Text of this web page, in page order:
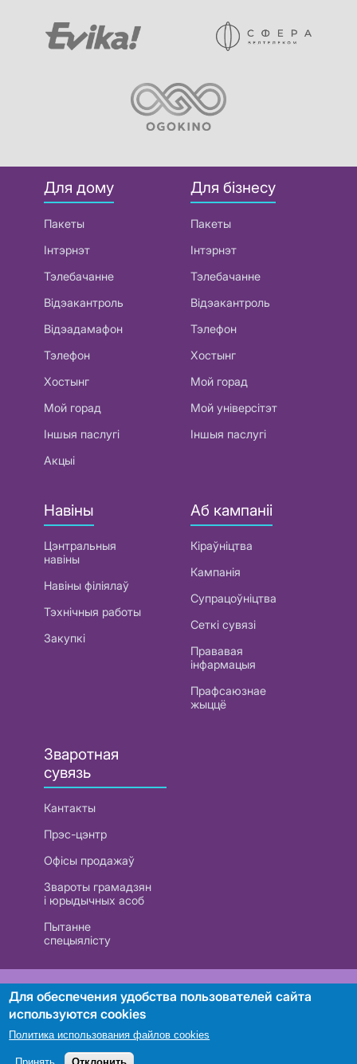
Для дому
Пакеты
Інтэрнэт
Тэлебачанне
Відэакантроль
Відэадамафон
Тэлефон
Хостынг
Мой горад
Іншыя паслугі
Акцыі
Для бізнесу
Пакеты
Інтэрнэт
Тэлебачанне
Відэакантроль
Тэлефон
Хостынг
Мой горад
Мой універсітэт
Іншыя паслугі
Навіны
Цэнтральныя
навіны
Навіны філіялаў
Тэхнічныя работы
Закупкі
Аб кампаніі
Кіраўніцтва
Кампанія
Супрацоўніцтва
Сеткі сувязі
Прававая
інфармацыя
Прафсаюзнае
жыццё
Зваротная
сувязь
Кантакты
Прэс-цэнтр
Офісы продажаў
Звароты грамадзян
і юрыдычных асоб
Пытанне
спецыялісту
РУП «Белтэлекам». УНП 101007741
Пошук
Для обеспечения удобства пользователей сайта
используются cookies
Политика использования файлов cookies